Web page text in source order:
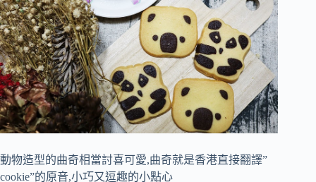
動物造型的曲奇相當討喜可愛,曲奇就是香港直接翻譯”
cookie”的原音,小巧又逗趣的小點心